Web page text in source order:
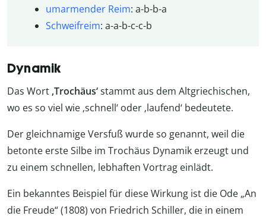
umarmender Reim: a-b-b-a
Schweifreim: a-a-b-c-c-b
Dynamik
Das Wort ‚Trochäus‘stammt aus dem Altgriechischen,
wo es so viel wie ‚schnell‘ oder ‚laufend‘ bedeutete.
Der gleichnamige Versfuß wurde so genannt, weil die
betonte erste Silbe im Trochäus Dynamik erzeugt und
zu einem schnellen, lebhaften Vortrag einlädt.
Ein bekanntes Beispiel für diese Wirkung ist die Ode „An
die Freude“ (1808) von Friedrich Schiller, die in einem